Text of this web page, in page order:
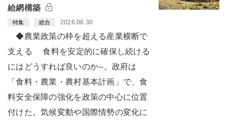
給網構築
特集 総合 2026.06.30
◆農業政策の枠を超える産業横断で
支える 食料を安定的に確保し続ける
にはどうすれば良いのか--。政府は
「食料・農業・農村基本計画」で、食
料安全保障の強化を政策の中心に位置
付けた。気候変動や国際情勢の変化に